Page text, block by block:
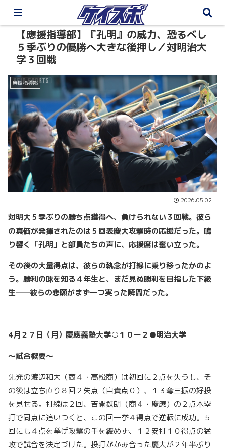
【應援指導部】『孔明』の威力、恐るべし
５季ぶりの優勝へ大きな後押し／対明治大
学３回戦
應援指導部
2026.05.02
対明大５季ぶりの勝ち点獲得へ、負けられない３回戦。彼ら
の真価が発揮されたのは５回表慶大攻撃時の応援だった。鳴
り響く「孔明」と部員たちの声に、応援席は奮い立った。
その後の大量得点は、彼らの執念が打線に乗り移ったかのよ
う。勝利の味を知る４年生と、まだ見ぬ勝利を目指した下級
生——彼らの悲願がまず一つ実った瞬間だった。
4月２７日（月）慶應義塾大学○１０ー２●明治大学
～試合概要～
先発の渡辺和大（商４・高松商）は初回に２点を失うも、そ
の後は立ち直り８回２失点（自責点０）、１３奪三振の好投
を見せる。打線は２回、吉開鉄朗（商４・慶應）の２点本塁
打で同点に追いつくと、この回一挙４得点で逆転に成功。５
回にも４点を挙げ攻撃の手を緩めず、１２安打１０得点の猛
攻で試合を決定づけた。投打がかみ合った慶大が２年半ぶり